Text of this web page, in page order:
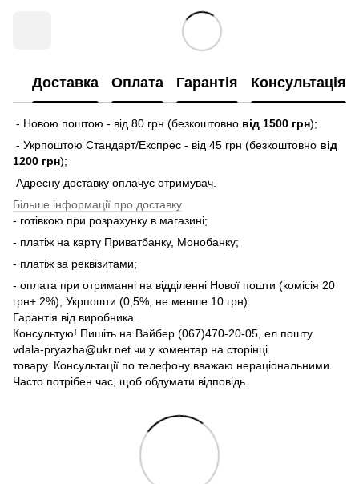
Доставка Оплата Гарантія Консультація
- Новою поштою - від 80 грн (безкоштовно від 1500 грн);
- Укрпоштою Стандарт/Експрес - від 45 грн (безкоштовно від
1200 грн);
Адресну доставку оплачує отримувач.
Більше інформації про доставку
- готівкою при розрахунку в магазині;
- платіж на карту Приватбанку, Монобанку;
- платіж за реквізитами;
- оплата при отриманні на відділенні Нової пошти (комісія 20
грн+ 2%), Укрпошти (0,5%, не менше 10 грн).
Гарантія від виробника.
Консультую! Пишіть на Вайбер (067)470-20-05, ел.пошту
vdala-pryazha@ukr.net чи у коментар на сторінці
товару. Консультації по телефону вважаю нераціональними.
Часто потрібен час, щоб обдумати відповідь.